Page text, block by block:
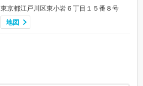
東京都江戸川区東小岩６丁目１５番８号
地図